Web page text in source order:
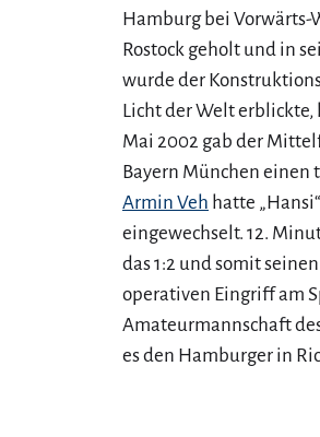
Hamburg bei Vorwärts-
Rostock geholt und in
wurde der
Licht der Welt erblickte,
Mai 2002 gab der
Bayern München einen
Armin Veh hatte
eingewechselt. 12.
das 1:2 und somit
operativen Eingriff am
Amateurmannschaft
es den Hamburger in